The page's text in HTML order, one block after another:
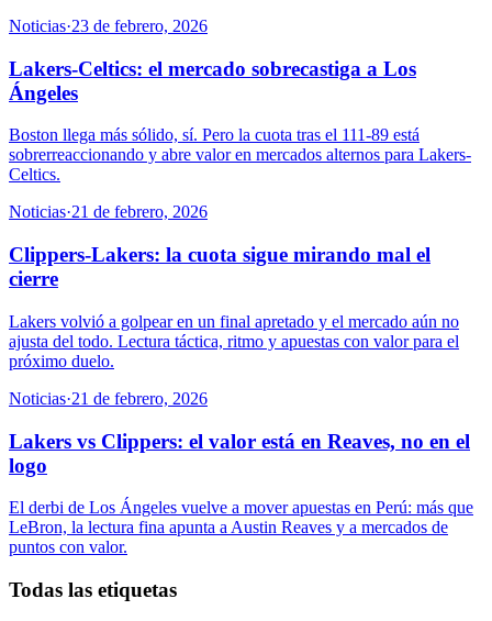
Noticias·23 de febrero, 2026
Lakers-Celtics: el mercado sobrecastiga a Los
Ángeles
Boston llega más sólido, sí. Pero la cuota tras el 111-89 está
sobrerreaccionando y abre valor en mercados alternos para Lakers-
Celtics.
Noticias·21 de febrero, 2026
Clippers-Lakers: la cuota sigue mirando mal el
cierre
Lakers volvió a golpear en un final apretado y el mercado aún no
ajusta del todo. Lectura táctica, ritmo y apuestas con valor para el
próximo duelo.
Noticias·21 de febrero, 2026
Lakers vs Clippers: el valor está en Reaves, no en el
logo
El derbi de Los Ángeles vuelve a mover apuestas en Perú: más que
LeBron, la lectura fina apunta a Austin Reaves y a mercados de
puntos con valor.
Todas las etiquetas